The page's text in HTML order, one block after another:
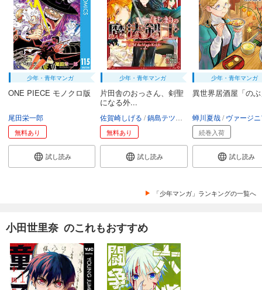
少年・青年マンガ
ONE PIECE モノクロ版
尾田栄一郎
無料あり
試し読み
少年・青年マンガ
片田舎のおっさん、剣聖
になる外...
佐賀崎しげる 鍋島テツヒロ 空路恵 渡辺樹
無料あり
試し読み
少年・青年マンガ
異世界居酒屋「の
蝉川夏哉 ヴァージニア二
続巻入荷
試し読み
「少年マンガ」ランキングの一覧へ
小田世里奈 のこれもおすすめ